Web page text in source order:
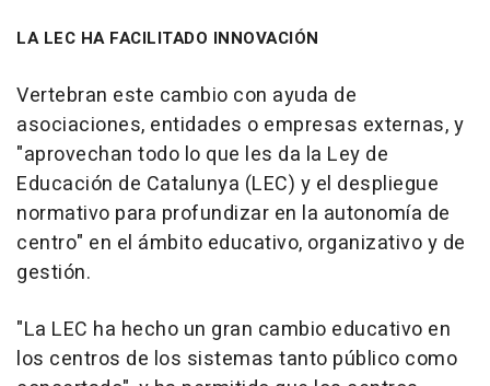
LA LEC HA FACILITADO INNOVACIÓN
Vertebran este cambio con ayuda de
asociaciones, entidades o empresas externas, y
"aprovechan todo lo que les da la Ley de
Educación de Catalunya (LEC) y el despliegue
normativo para profundizar en la autonomía de
centro" en el ámbito educativo, organizativo y de
gestión.
"La LEC ha hecho un gran cambio educativo en
los centros de los sistemas tanto público como